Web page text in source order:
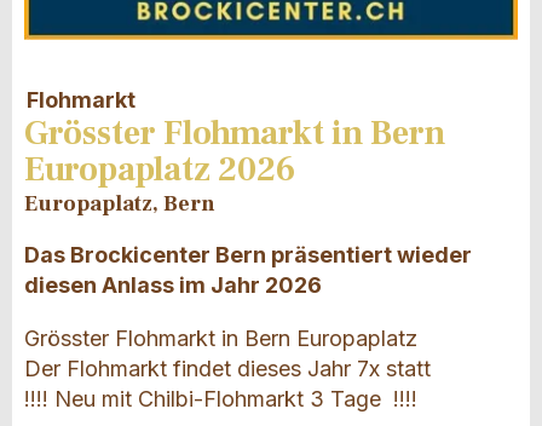
Flohmarkt
Grösster Flohmarkt in Bern
Europaplatz 2026
Europaplatz, Bern
Das Brockicenter Bern präsentiert wieder
diesen Anlass im Jahr 2026
Grösster Flohmarkt in Bern Europaplatz
Der Flohmarkt findet dieses Jahr 7x statt
!!!! Neu mit Chilbi-Flohmarkt 3 Tage !!!!